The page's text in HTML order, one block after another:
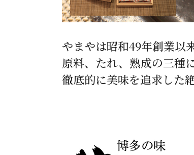
やまやは昭和49年創業以
原料、たれ、熟成の三種
徹底的に美味を追求した